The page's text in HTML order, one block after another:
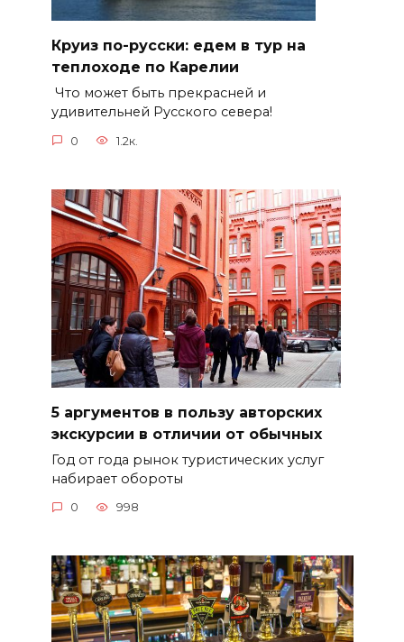
Круиз по-русски: едем в тур на
теплоходе по Карелии
Что может быть прекрасней и
удивительней Русского севера!
0 1.2к.
5 аргументов в пользу авторских
экскурсии в отличии от обычных
Год от года рынок туристических услуг
набирает обороты
0 998